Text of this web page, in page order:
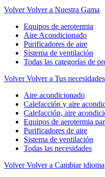
Volver Volver a Nuestra Gama
Equipos de aerotermia
Aire Acondicionado
Purificadores de aire
Sistema de ventilación
Todas las categorías de
Volver Volver a Tus necesidades
Aire acondicionado
Calefacción y aire
Calefacción, aire
Equipos de aerotermia
Purificadores de aire
Sistema de ventilación
Todas las necesidades
Volver Volver a Cambiar idioma